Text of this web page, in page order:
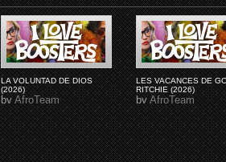
LA VOLUNTAD DE DIOS
(2026)
byAfroTeam
LES VACANCES DE
RITCHIE (2026)
byAfroTeam